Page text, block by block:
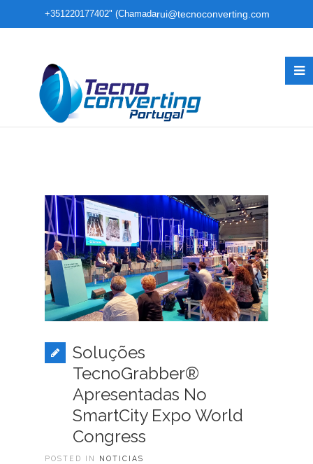
+351220177402" (Chamadarui@tecnoconverting.com
Soluções
TecnoGrabber®
Apresentadas No
SmartCity Expo World
Congress
POSTED IN NOTICIAS